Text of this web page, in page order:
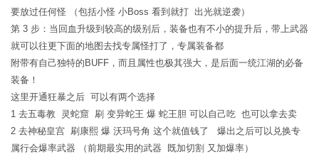
要放过任何怪 （包括小怪 小Boss 看到就打 出光就逆袭）
第 3 步：当回血升级到较高的级别后，装备也有不小的提升后，带上武器
就可以往更下面的地图去找专属怪打了，专属装备都
附带有自己独特的BUFF，而且属性也极其强大，是后面一统江湖的必备
装备！
这里开通狂暴之后 可以有两个选择
1 去五毒教 灵蛇窟 刷 变异蛇王 爆 蛇王胆 可以自己吃 也可以拿去卖
2 去神秘皇宫 刷康熙 爆 沃玛号角 这个就值钱了 爆出之后可以兑换专
属行会爆率武器 （前期最实用的武器 既加切割 又加爆率）